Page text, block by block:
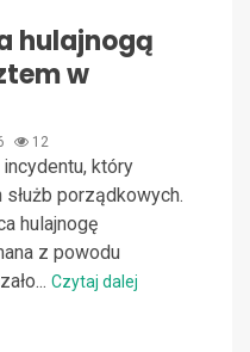
hulajnogą
w
12
który
porządkowych.
hulajnogę
z powodu
Czytaj dalej